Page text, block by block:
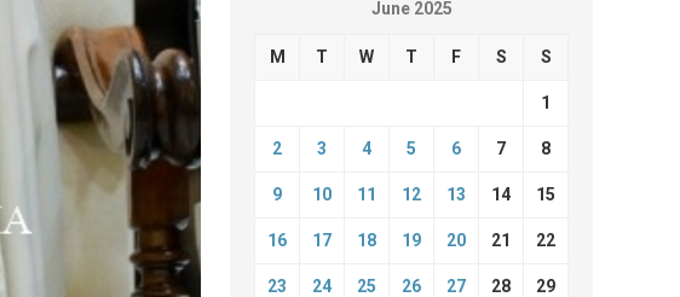
June 2025
M T W T F S S
1
2 3 4 5 6 7 8
9 10 11 12 13 14 15
16 17 18 19 20 21 22
23 24 25 26 27 28 29